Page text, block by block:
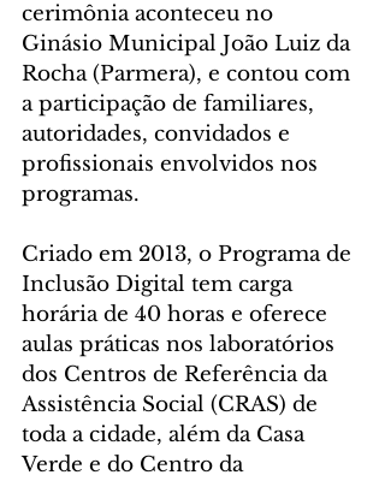
cerimônia aconteceu no
Ginásio Municipal João Luiz da
Rocha (Parmera), e contou com
a participação de familiares,
autoridades, convidados e
profissionais envolvidos nos
programas.
Criado em 2013, o Programa de
Inclusão Digital tem carga
horária de 40 horas e oferece
aulas práticas nos laboratórios
dos Centros de Referência da
Assistência Social (CRAS) de
toda a cidade, além da Casa
Verde e do Centro da